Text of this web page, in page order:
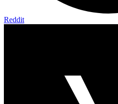
Reddit